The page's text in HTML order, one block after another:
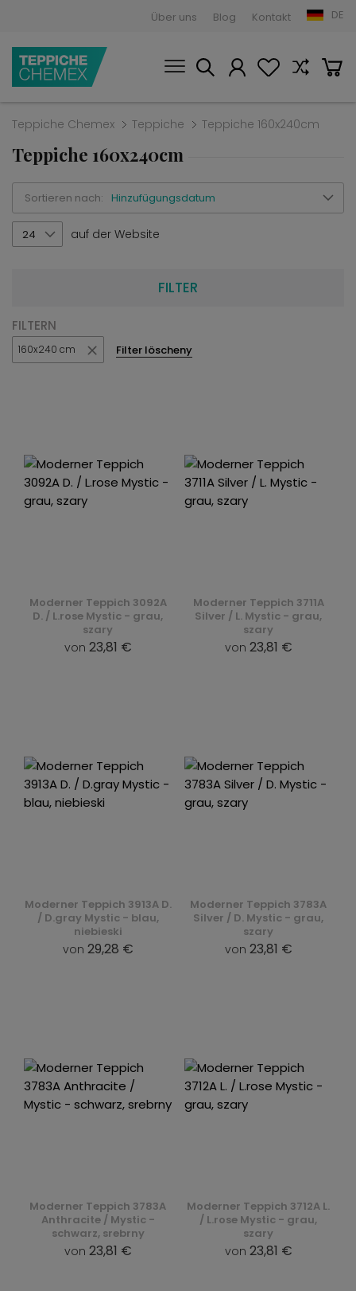
Über uns Blog Kontakt DE
Teppiche Chemex Teppiche Teppiche 160x240cm
Teppiche 160x240cm
Sortieren nach: Hinzufügungsdatum
24 auf der Website
FILTER
FILTERN
160x240 cm Filter löscheny
Moderner Teppich 3092A
D. / L.rose Mystic - grau,
szary
von 23,81 €
Moderner Teppich 3711A
Silver / L. Mystic - grau,
szary
von 23,81 €
Moderner Teppich 3913A D.
/ D.gray Mystic - blau,
niebieski
von 29,28 €
Moderner Teppich 3783A
Silver / D. Mystic - grau,
szary
von 23,81 €
Moderner Teppich 3783A
Anthracite / Mystic -
schwarz, srebrny
von 23,81 €
Moderner Teppich 3712A L.
/ L.rose Mystic - grau,
szary
von 23,81 €